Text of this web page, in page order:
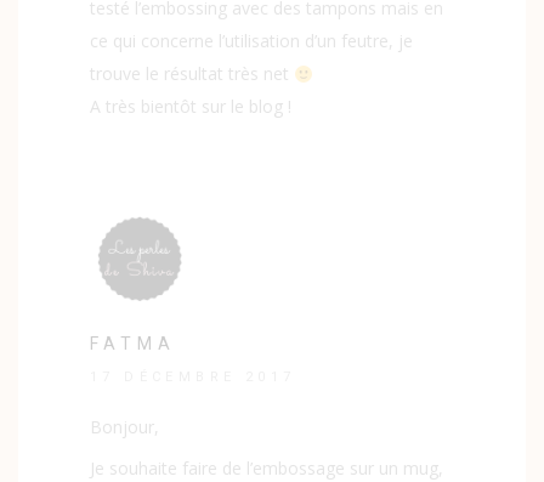
testé l’embossing avec des tampons mais en
ce qui concerne l’utilisation d’un feutre, je
trouve le résultat très net
A très bientôt sur le blog !
FATMA
Bonjour,
Je souhaite faire de l’embossage sur un mug,